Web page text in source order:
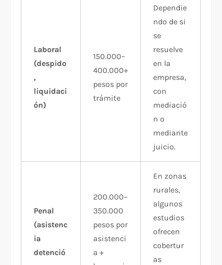
Laboral
(despido
,
liquidaci
ón)
150.000–
400.000+
pesos por
trámite
Dependie
ndo de si
se
resuelve
en la
empresa,
con
mediació
n o
mediante
juicio.
Penal
(asistenc
ia
detenció
200.000–
350.000
pesos por
asistenci
a +
En zonas
rurales,
algunos
estudios
ofrecen
cobertur
as